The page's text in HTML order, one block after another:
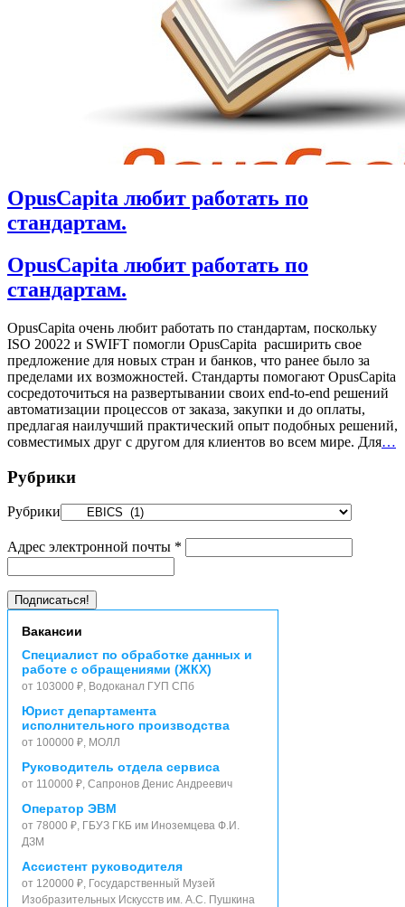
OpusCapita любит работать по
стандартам.
OpusCapita любит работать по
стандартам.
OpusCapita очень любит работать по стандартам, поскольку
ISO 20022 и SWIFT помогли OpusCapita расширить свое
предложение для новых стран и банков, что ранее было за
пределами их возможностей. Стандарты помогают OpusCapita
сосредоточиться на развертывании своих end-to-end решений
автоматизации процессов от заказа, закупки и до оплаты,
предлагая наилучший практический опыт подобных решений,
совместимых друг с другом для клиентов во всем мире. Для…
Рубрики
Рубрики
Адрес электронной почты *
Вакансии
Специалист по обработке данных и
работе с обращениями (ЖКХ)
от 103000 ₽, Водоканал ГУП СПб
Юрист департамента
исполнительного производства
от 100000 ₽, МОЛЛ
Руководитель отдела сервиса
от 110000 ₽, Сапронов Денис Андреевич
Оператор ЭВМ
от 78000 ₽, ГБУЗ ГКБ им Иноземцева Ф.И.
ДЗМ
Ассистент руководителя
от 120000 ₽, Государственный Музей
Изобразительных Искусств им. А.С. Пушкина